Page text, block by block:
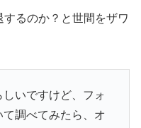
るのか？と世間をザワ
いですけど、フォ
調べてみたら、オ